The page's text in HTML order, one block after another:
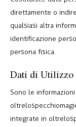
direttamente o
qualsiasi altra
identificazione
persona fisica.
Dati di Utilizzo
Sono le
integrate in